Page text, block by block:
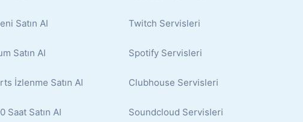
Satın Al
Satın Al
İzlenme Satın Al
Saat Satın Al
Twitch Servisleri
Spotify Servisleri
Clubhouse Servisleri
Soundcloud Servisleri